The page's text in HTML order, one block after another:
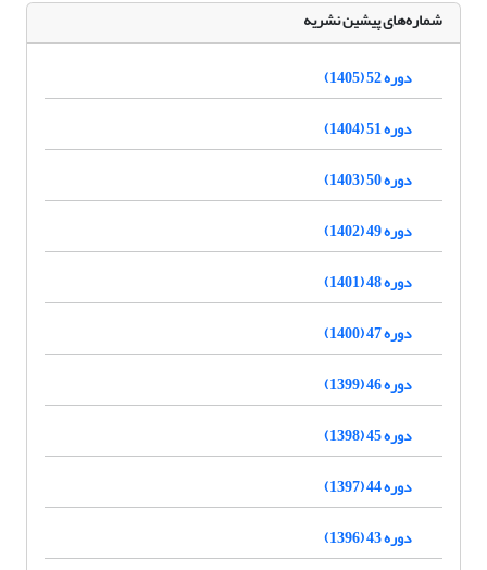
شماره‌های پیشین نشریه
دوره 52 (1405)
دوره 51 (1404)
دوره 50 (1403)
دوره 49 (1402)
دوره 48 (1401)
دوره 47 (1400)
دوره 46 (1399)
دوره 45 (1398)
دوره 44 (1397)
دوره 43 (1396)